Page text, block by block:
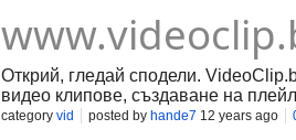
Открий, гледай сподели.
видео клипове, създаване на
category vid posted by hande7 12 years ago